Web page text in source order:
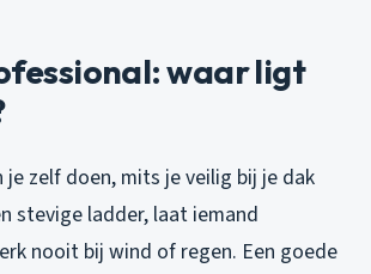
waar ligt
je zelf doen, mits je veilig bij je dak
stevige ladder, laat iemand
nooit bij wind of regen. Een goede